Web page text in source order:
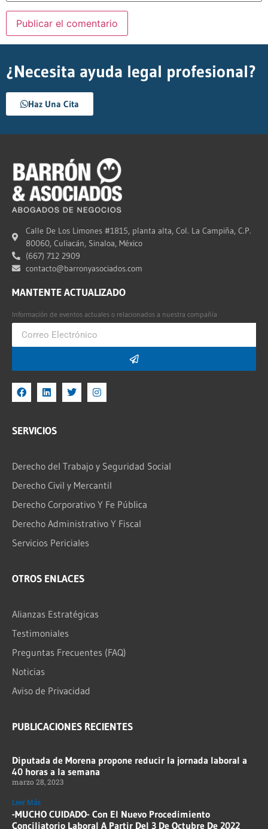
¿Necesita ayuda legal profesional?
Haz Una Cita
Calle De Los Limones #1815, planta alta, Col. La Campiña, C.P.
80060, Culiacán, Sinaloa, México
(667) 712 2909
contacto@barronyasociados.com
MANTENTE ACTUALIZADO
Información de eventos actuales o relacionados a nuestra compañía
SERVICIOS
Derecho del Trabajo y Seguridad Social
Derecho Civil y Mercantil
Derecho Corporativo Y Fe Pública
Derecho Administrativo Y Fiscal
Servicios Periciales
OTROS ENLACES
Alianzas Estratégicas
Testimoniales
Preguntas Frecuentes (FAQ)
Noticias
Aviso de Privacidad
PUBLICACIONES RECIENTES
Diputada de Morena propone reducir la jornada laboral a
40 horas a la semana
marzo 28, 2023
Leer Más
-MUCHO CUIDADO- Con El Nuevo Procedimiento
Conciliatorio Laboral A Partir Del 3 De Octubre De 2022